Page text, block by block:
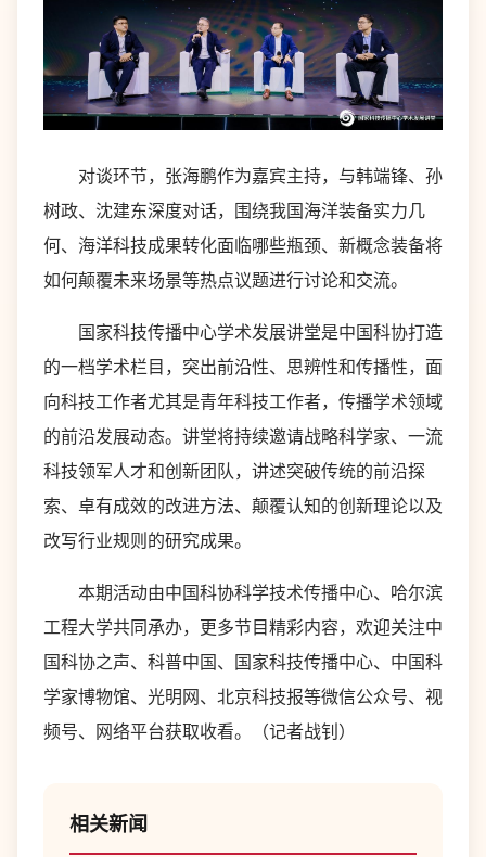
对谈环节，张海鹏作为嘉宾主持，与韩端锋、孙
树政、沈建东深度对话，围绕我国海洋装备实力几
何、海洋科技成果转化面临哪些瓶颈、新概念装备将
如何颠覆未来场景等热点议题进行讨论和交流。
国家科技传播中心学术发展讲堂是中国科协打造
的一档学术栏目，突出前沿性、思辨性和传播性，面
向科技工作者尤其是青年科技工作者，传播学术领域
的前沿发展动态。讲堂将持续邀请战略科学家、一流
科技领军人才和创新团队，讲述突破传统的前沿探
索、卓有成效的改进方法、颠覆认知的创新理论以及
改写行业规则的研究成果。
本期活动由中国科协科学技术传播中心、哈尔滨
工程大学共同承办，更多节目精彩内容，欢迎关注中
国科协之声、科普中国、国家科技传播中心、中国科
学家博物馆、光明网、北京科技报等微信公众号、视
频号、网络平台获取收看。（记者战钊）
相关新闻